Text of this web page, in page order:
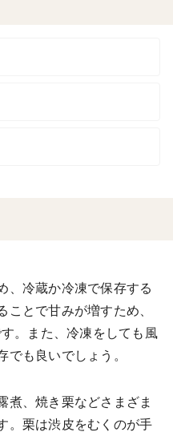
、冷蔵か冷凍で保存する
ことで甘みが増すため、
。また、冷凍をしても風
でも良いでしょう。
煮、焼き栗などさまざま
。栗は渋皮をむくのが手